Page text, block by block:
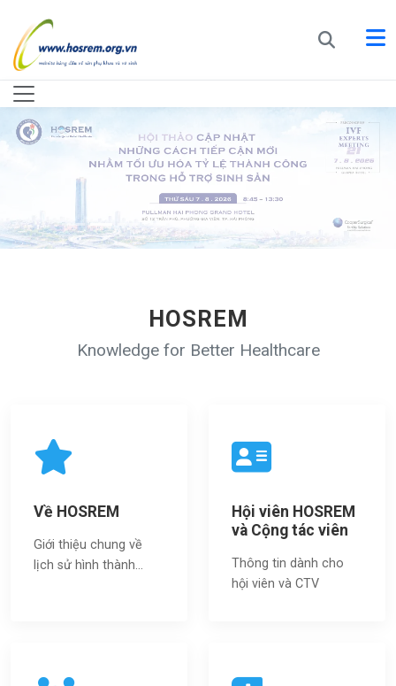
HOSREM
Knowledge for Better Healthcare
Về HOSREM
Giới thiệu chung về
lịch sử hình thành...
Hội viên HOSREM
và Cộng tác viên
Thông tin dành cho
hội viên và CTV